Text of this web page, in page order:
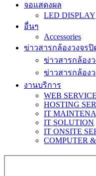
จอแสดงผล
LED DISPLAY
อื่นๆ
Accessories
ข่าวสารกล้องวงจร
ข่าวสารกล้อง
ข่าวสารกล้อง
งานบริการ
WEB
HOSTING
IT
IT SOLUTION
IT ONSITE
COMPUTER